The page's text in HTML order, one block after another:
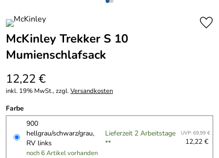
McKinley Trekker S 10
Mumienschlafsack
12,22 €
inkl. 19% MwSt., zzgl.Versandkosten
Farbe
900
hellgrau/schwarz/grau,
RV links
noch 6 Artikel vorhanden
Lieferzeit 2 Arbeitstage
**
UVP: 69,99 €
12,22 €